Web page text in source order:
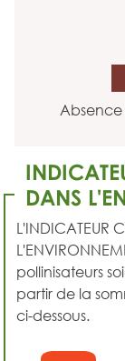
DANS
L'INDICATEUR
pollinisateurs
partir de la
ci-dessous.